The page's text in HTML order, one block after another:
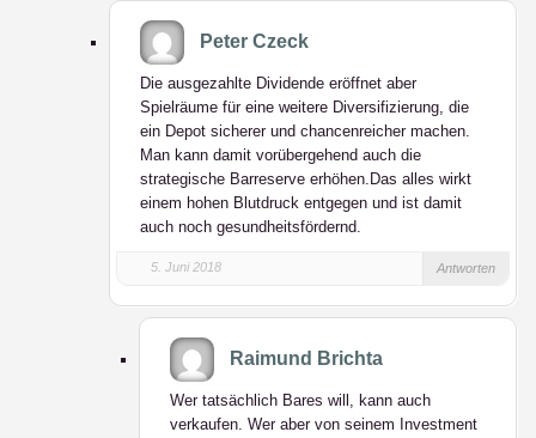
Peter Czeck
Die ausgezahlte Dividende eröffnet aber
Spielräume für eine weitere Diversifizierung, die
ein Depot sicherer und chancenreicher machen.
Man kann damit vorübergehend auch die
strategische Barreserve erhöhen.Das alles wirkt
einem hohen Blutdruck entgegen und ist damit
auch noch gesundheitsfördernd.
5. Juni 2018 Antworten
Raimund Brichta
Wer tatsächlich Bares will, kann auch
verkaufen. Wer aber von seinem Investment